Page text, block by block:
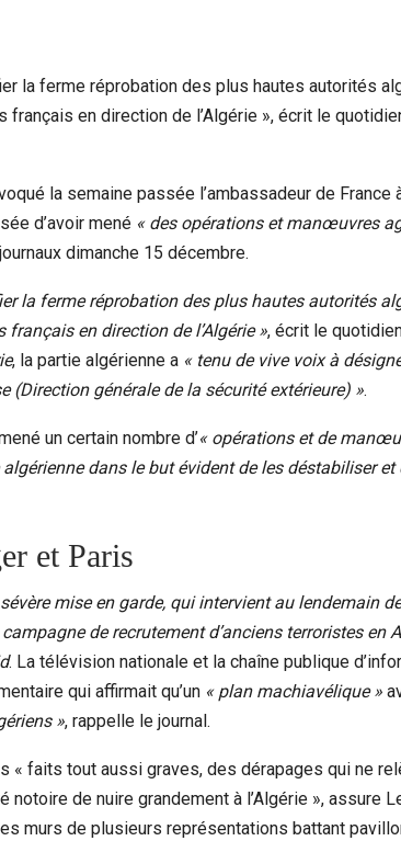
la ferme réprobation des plus hautes autorités
en direction de l’Algérie », écrit le
la semaine passée l’ambassadeur de France
d’avoir mené « des opérations et manœuvres
dimanche 15 décembre.
la ferme réprobation des plus hautes autorités
en direction de l’Algérie », écrit le
, la partie algérienne a « tenu de vive voix à
(Direction générale de la sécurité extérieure) ».
un certain nombre d’« opérations et de
dans le but évident de les déstabiliser et
et Paris
mise en garde, qui intervient au lendemain
de recrutement d’anciens terroristes en
. La télévision nationale et la chaîne publique
qui affirmait qu’un « plan machiavélique »
», rappelle le journal.
« faits tout aussi graves, des dérapages qui ne
notoire de nuire grandement à l’Algérie », assure
murs de plusieurs représentations battant